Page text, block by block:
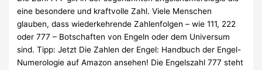
eine besondere und kraftvolle Zahl. Viele Menschen
glauben, dass wiederkehrende Zahlenfolgen – wie 111, 222
oder 777 – Botschaften von Engeln oder dem Universum
sind. Tipp: Jetzt Die Zahlen der Engel: Handbuch der Engel-
Numerologie auf Amazon ansehen! Die Engelszahl 777 steht